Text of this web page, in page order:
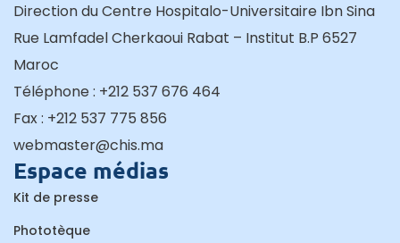
Direction du Centre Hospitalo-Universitaire Ibn Sina
Rue Lamfadel Cherkaoui Rabat – Institut B.P 6527
Maroc
Téléphone : +212 537 676 464
Fax : +212 537 775 856
webmaster@chis.ma
Espace médias
Kit de presse
Phototèque